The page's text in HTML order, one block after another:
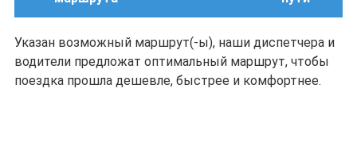
Указан возможный маршрут(-ы), наши диспетчера и
водители предложат оптимальный маршрут, чтобы
поездка прошла дешевле, быстрее и комфортнее.